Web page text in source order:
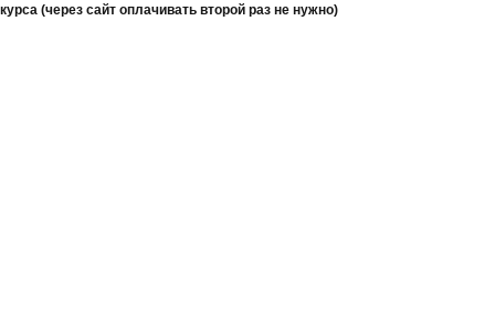
курса (через сайт оплачивать второй раз не нужно)